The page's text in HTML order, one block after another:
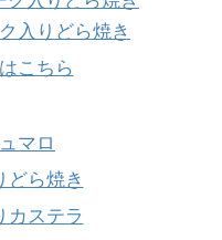
入りどら焼き
マロ
どら焼き
カステラ